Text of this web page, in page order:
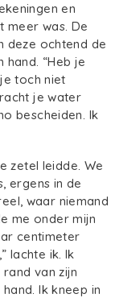
en
meer was. De
deze ochtend de
“Heb je
toch niet
je water
bescheiden. Ik
zetel leidde. We
ergens in de
waar niemand
me onder mijn
centimeter
lachte ik. Ik
van zijn
Ik kneep in